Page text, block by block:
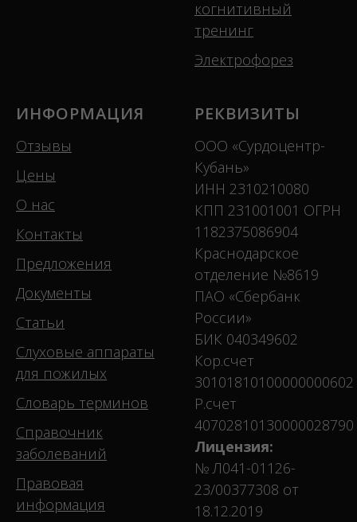
когнитивный
тренинг
Электрофорез
ИНФОРМАЦИЯ
Отзывы
Цены
О нас
Контакты
Предложения
Документы
Статьи
Слуховые аппараты
для пожилых
Словарь терминов
Справочник
заболеваний
Правовая
информация
РЕКВИЗИТЫ
ООО «Сурдоцентр-
Кубань»
ИНН 2310210080
КПП 231001001 ОГРН
1182375086904
Краснодарское
отделение №8619
ПАО «Сбербанк
России»
БИК 040349602
Кор.счет
30101810100000000602
Р.счет
40702810130000028790
Лицензия:
№ Л041-01126-
23/00377308 от
18.12.2019